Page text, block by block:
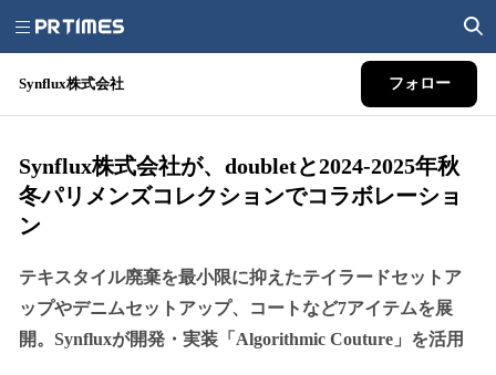
Synflux株式会社 フォロー
Synflux株式会社が、doubletと2024-2025年秋
冬パリメンズコレクションでコラボレーショ
ン
テキスタイル廃棄を最小限に抑えたテイラードセットア
ップやデニムセットアップ、コートなど7アイテムを展
開。Synfluxが開発・実装「Algorithmic Couture」を活用